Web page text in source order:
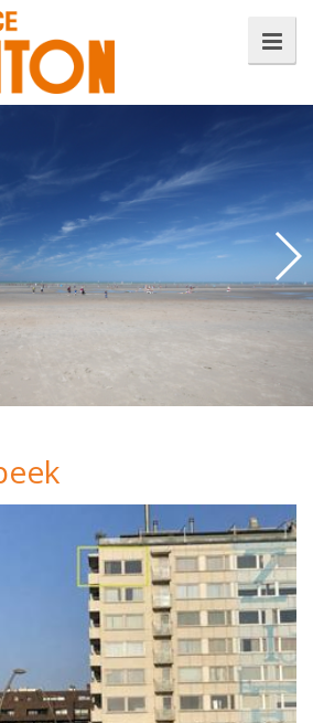
stek aan zee in
actueel aanbod huizen,
studio's te huur en te koop
van Oostduinkerke-Bad.